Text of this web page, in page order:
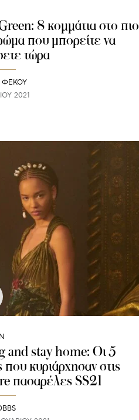
8 κομμάτια στο πιο
που μπορείτε να
τώρα
ΦΕΚΟΥ
2021
and stay home: Οι 5
που κυριάρχησαν στις
πασαρέλες SS21